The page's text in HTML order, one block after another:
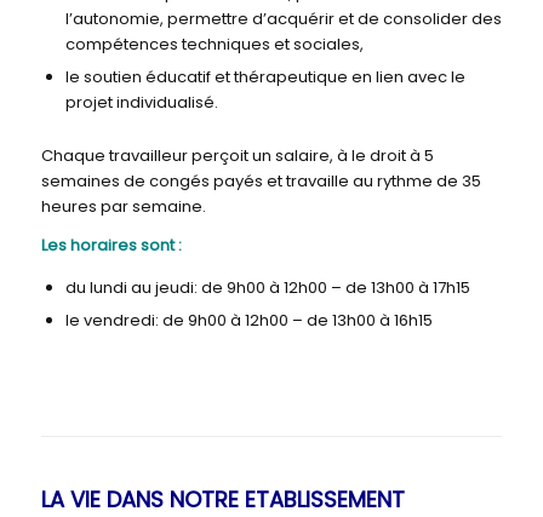
l’autonomie, permettre d’acquérir et de consolider des
compétences techniques et sociales,
le soutien éducatif et thérapeutique en lien avec le
projet individualisé.
Chaque travailleur perçoit un salaire, à le droit à 5
semaines de congés payés et travaille au rythme de 35
heures par semaine.
Les horaires sont :
du lundi au jeudi: de 9h00 à 12h00 – de 13h00 à 17h15
le vendredi: de 9h00 à 12h00 – de 13h00 à 16h15
LA VIE DANS NOTRE ETABLISSEMENT